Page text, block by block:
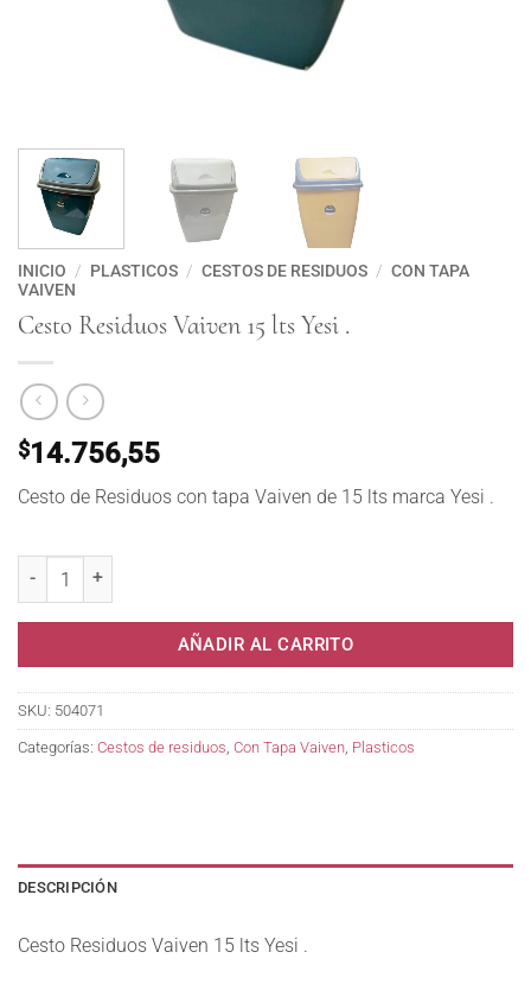
INICIO / PLASTICOS / CESTOS DE RESIDUOS / CON TAPA
VAIVEN
Cesto Residuos Vaiven 15 lts Yesi .
$14.756,55
Cesto de Residuos con tapa Vaiven de 15 lts marca Yesi .
AÑADIR AL CARRITO
SKU: 504071
Categorías: Cestos de residuos Con Tapa Vaiven Plasticos
DESCRIPCIÓN
Cesto Residuos Vaiven 15 lts Yesi .